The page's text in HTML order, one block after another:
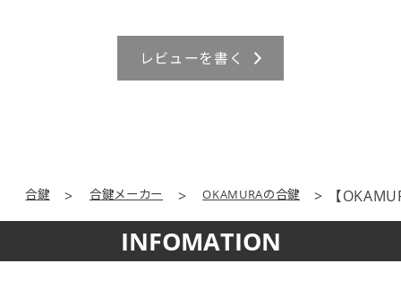
レビューを書く
合鍵 合鍵メーカー OKAMURAの合鍵 【
INFOMATION